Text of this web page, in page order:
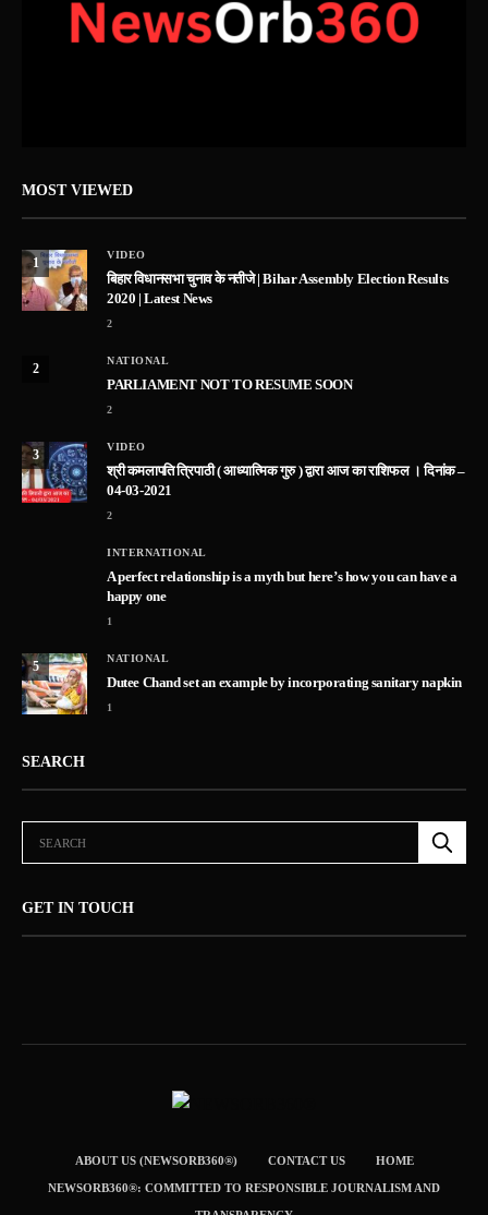
MOST VIEWED
1
VIDEO
बिहार विधानसभा चुनाव के नतीजे | Bihar Assembly Election Results
2020 | Latest News
2
2
NATIONAL
PARLIAMENT NOT TO RESUME SOON
2
3
VIDEO
श्री कमलापति त्रिपाठी ( आध्यात्मिक गुरु ) द्वारा आज का राशिफल । दिनांक –
04-03-2021
2
INTERNATIONAL
A perfect relationship is a myth but here’s how you can have a
happy one
1
5
NATIONAL
Dutee Chand set an example by incorporating sanitary napkin
1
SEARCH
GET IN TOUCH
ABOUT US (NEWSORB360®) CONTACT US HOME
NEWSORB360®: COMMITTED TO RESPONSIBLE JOURNALISM AND